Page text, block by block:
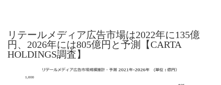
リテールメディア広告市場は2022年に135億
円、2026年には805億円と予測【CARTA
HOLDINGS調査】